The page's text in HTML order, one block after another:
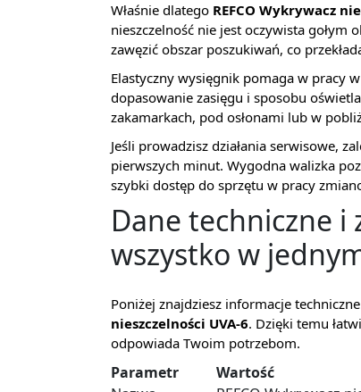
Właśnie dlatego REFCO Wykrywacz
nieszczelność nie jest oczywista gołym
zawęzić obszar poszukiwań, co
Elastyczny wysięgnik pomaga w pracy
dopasowanie zasięgu i sposobu
zakamarkach, pod osłonami lub w
Jeśli prowadzisz działania serwisowe,
pierwszych minut. Wygodna walizka
szybki dostęp do sprzętu w pracy
Dane techniczne i
wszystko w
Poniżej znajdziesz informacje
nieszczelności UVA-6. Dzięki temu
odpowiada Twoim potrzebom.
Parametr
Wartość